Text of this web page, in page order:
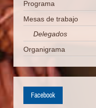
Programa
Mesas de trabajo
Delegados
Organigrama
Facebook